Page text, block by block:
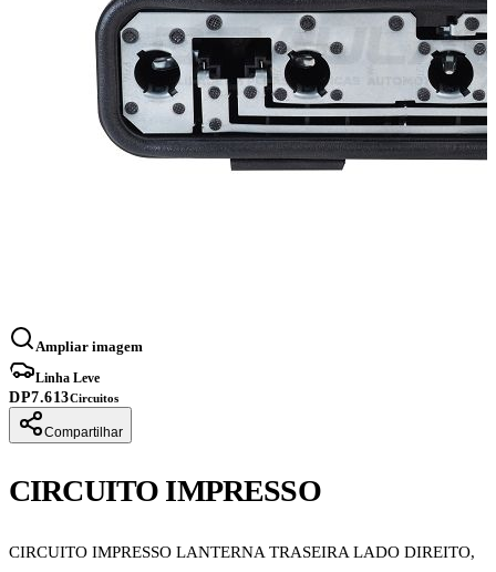
Ampliar imagem
Linha Leve
DP7.613Circuitos
Compartilhar
CIRCUITO IMPRESSO
CIRCUITO IMPRESSO LANTERNA TRASEIRA LADO DIREITO,